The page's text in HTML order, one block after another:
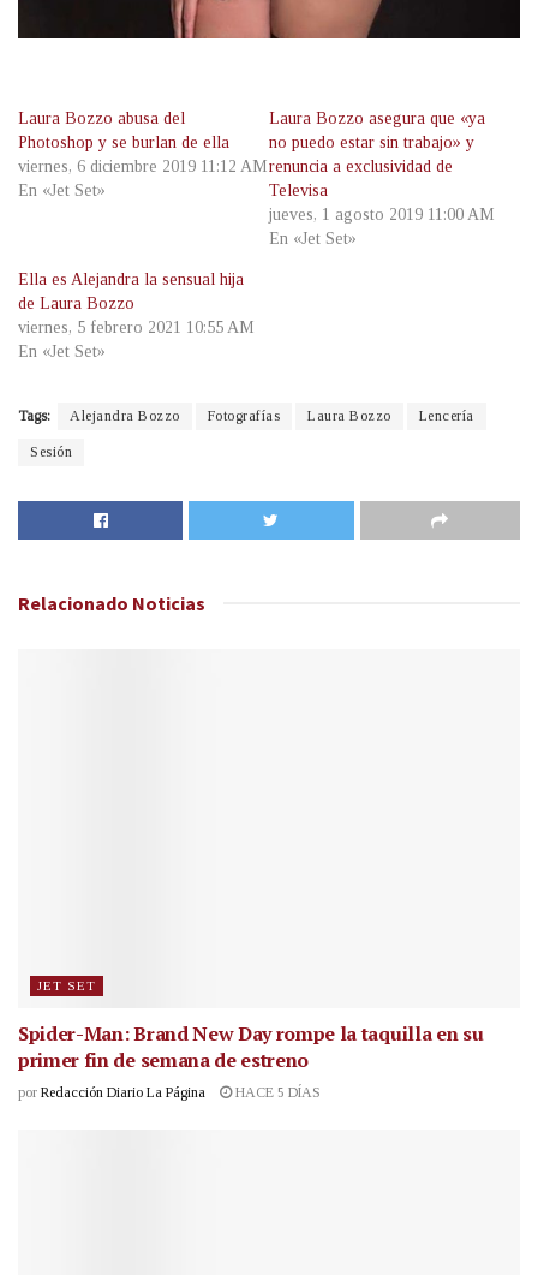
Laura Bozzo abusa del
Photoshop y se burlan de ella
viernes, 6 diciembre 2019 11:12 AM
En «Jet Set»
Laura Bozzo asegura que «ya
no puedo estar sin trabajo» y
renuncia a exclusividad de
Televisa
jueves, 1 agosto 2019 11:00 AM
En «Jet Set»
Ella es Alejandra la sensual hija
de Laura Bozzo
viernes, 5 febrero 2021 10:55 AM
En «Jet Set»
Tags: Alejandra Bozzo Fotografías Laura Bozzo Lencería
Sesión
Relacionado Noticias
JET SET
Spider-Man: Brand New Day rompe la taquilla en su
primer fin de semana de estreno
por Redacción Diario La Página HACE 5 DÍAS